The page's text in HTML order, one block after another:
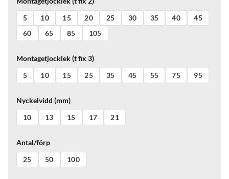
5
10 15 20 25 30 35 40
45
60
65 85 105
Montagetjocklek (t fix 3)
5
10 15 25 35 45 55 75 95
Nyckelvidd (mm)
10
13 15 17 21
Antal/förp
25
50 100